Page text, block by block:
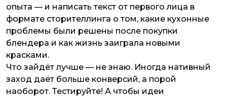
опыта — и написать текст от первого лица в
формате сторителлинга о том, какие кухонные
проблемы были решены после покупки
блендера и как жизнь заиграла новыми
красками.
Что зайдёт лучше — не знаю. Иногда нативный
заход даёт больше конверсий, а порой
наоборот. Тестируйте! А чтобы идеи